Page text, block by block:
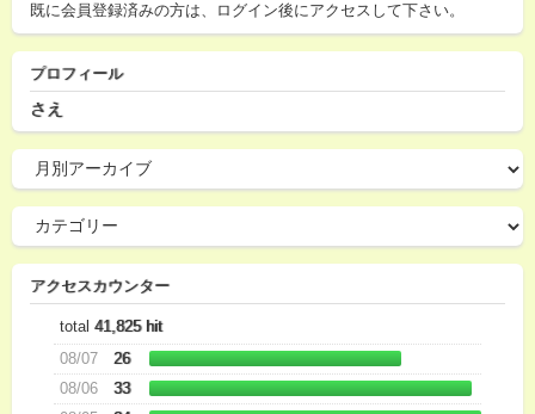
既に会員登録済みの方は、ログイン後にアクセスして下さい。
プロフィール
さえ
アクセスカウンター
total 41,825 hit
08/07
26
08/06
33